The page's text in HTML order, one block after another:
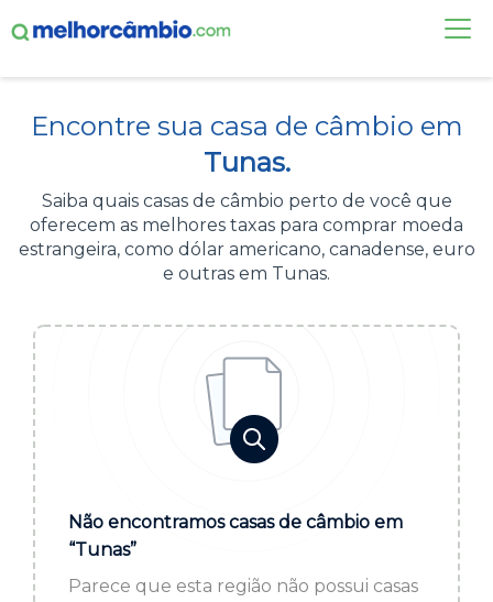
CASAS DE CÂMBIO
DÓLAR HOJE
ALERTA DE CÂMBIO
Acesse sua conta:
BROKER DE OFERTAS
ou cadastre-se se ainda não tem registro:
Encontre sua casa de câmbio em
Tunas.
Saiba quais casas de câmbio perto de você que
oferecem as melhores taxas para comprar moeda
estrangeira, como dólar americano, canadense, euro
e outras em Tunas.
Não encontramos casas de câmbio em
“Tunas”
Parece que esta região não possui casas